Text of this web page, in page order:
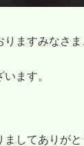
ますみなさま
ます。
してありがと